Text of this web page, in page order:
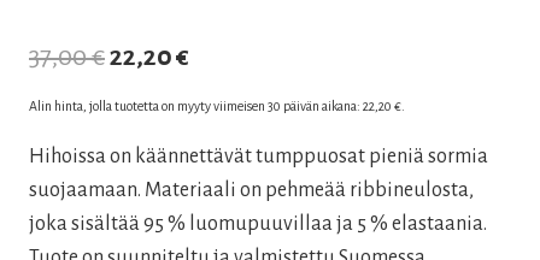
37,00€Alkuperäinen
hinta
oli:
37,00 €.
22,20€
hinta
on:
22,20 €.
Alin hinta, jolla tuotetta on myyty viimeisen 30 päivän aikana: 22,20 €
Hihoissa on käännettävät tumppuosat pieniä sormia
suojaamaan. Materiaali on pehmeää ribbineulosta,
joka sisältää 95 % luomupuuvillaa ja 5 % elastaania.